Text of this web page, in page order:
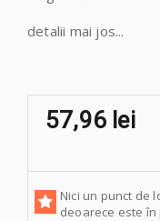
detalii mai jos...
57,96 lei
Nici un punct de
deoarece este